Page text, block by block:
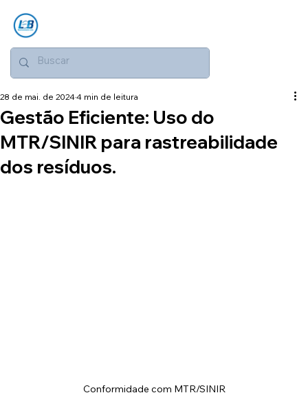
Gestão Eficiente: Uso do
MTR/SINIR para rastreabilidade
dos resíduos.
28 de mai. de 20244 min de leitura
Conformidade com MTR/SINIR